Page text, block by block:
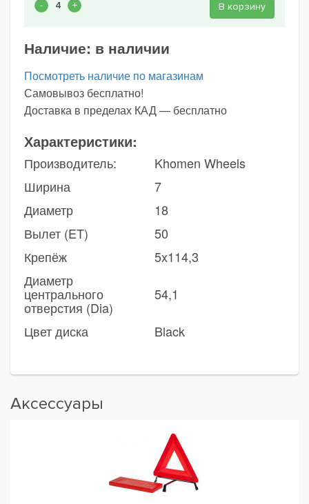
В корзину
Наличие: в наличии
Посмотреть наличие по магазинам
Самовывоз бесплатно!
Доставка в пределах КАД — бесплатно
Характеристики:
Производитель:
Khomen Wheels
Ширина
7
Диаметр
18
Вылет (ET)
50
Крепёж
5x114,3
Диаметр
центрального
отверстия (Dia)
54,1
Цвет диска Black
Аксессуары